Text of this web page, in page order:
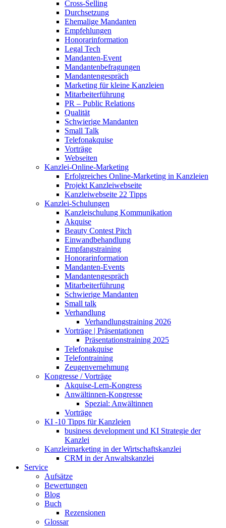
Cross-Selling
Durchsetzung
Ehemalige Mandanten
Empfehlungen
Honorarinformation
Legal Tech
Mandanten-Event
Mandantenbefragungen
Mandantengespräch
Marketing für kleine Kanzleien
Mitarbeiterführung
PR – Public Relations
Qualität
Schwierige Mandanten
Small Talk
Telefonakquise
Vorträge
Webseiten
Kanzlei-Online-Marketing
Erfolgreiches Online-Marketing in Kanzleien
Projekt Kanzleiwebseite
Kanzleiwebseite 22 Tipps
Kanzlei-Schulungen
Kanzleischulung Kommunikation
Akquise
Beauty Contest Pitch
Einwandbehandlung
Empfangstraining
Honorarinformation
Mandanten-Events
Mandantengespräch
Mitarbeiterführung
Schwierige Mandanten
Small talk
Verhandlung
Verhandlungstraining 2026
Vorträge | Präsentationen
Präsentationstraining 2025
Telefonakquise
Telefontraining
Zeugenvernehmung
Kongresse / Vorträge
Akquise-Lern-Kongress
Anwältinnen-Kongresse
Spezial: Anwältinnen
Vorträge
KI -10 Tipps für Kanzleien
business development und KI Strategie der
Kanzlei
Kanzleimarketing in der Wirtschaftskanzlei
CRM in der Anwaltskanzlei
Service
Aufsätze
Bewertungen
Blog
Buch
Rezensionen
Glossar